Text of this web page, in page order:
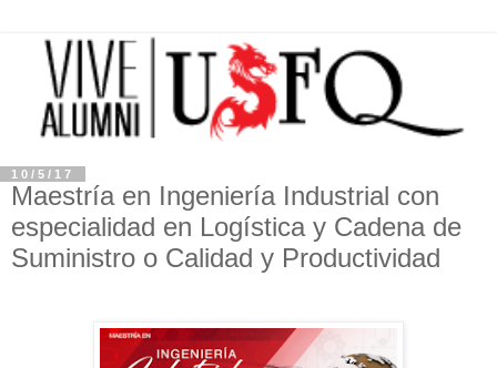
10/5/17
Maestría en Ingeniería Industrial con
especialidad en Logística y Cadena de
Suministro o Calidad y Productividad